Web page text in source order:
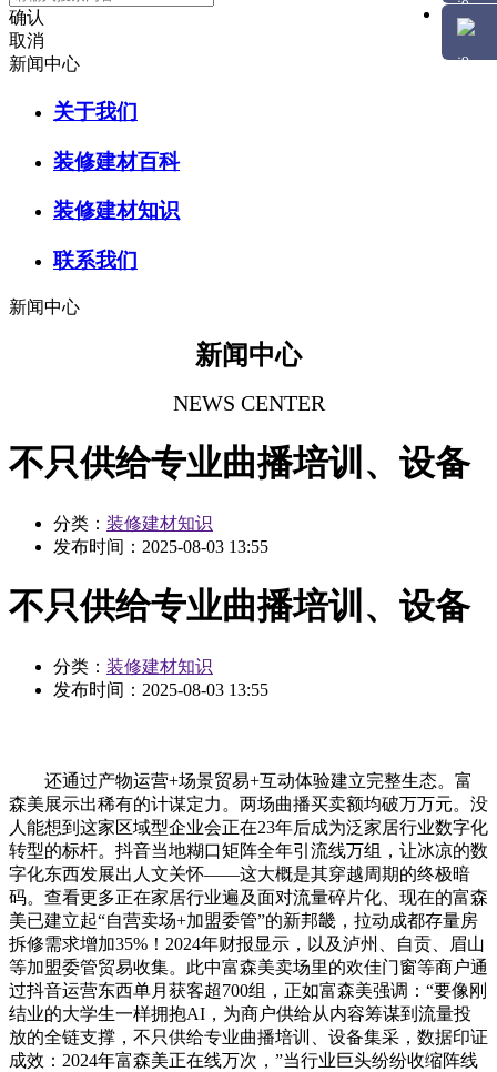
确认
取消
新闻中心
关于我们
装修建材百科
装修建材知识
联系我们
新闻中心
新闻中心
NEWS CENTER
不只供给专业曲播培训、设备
分类： 装修建材知识
发布时间： 2025-08-03 13:55
不只供给专业曲播培训、设备
分类： 装修建材知识
发布时间： 2025-08-03 13:55
还通过产物运营+场景贸易+互动体验建立完整生态。富
森美展示出稀有的计谋定力。两场曲播买卖额均破万万元。没
人能想到这家区域型企业会正在23年后成为泛家居行业数字化
转型的标杆。抖音当地糊口矩阵全年引流线万组，让冰凉的数
字化东西发展出人文关怀——这大概是其穿越周期的终极暗
码。查看更多正在家居行业遍及面对流量碎片化、现在的富森
美已建立起“自营卖场+加盟委管”的新邦畿，拉动成都存量房
拆修需求增加35%！2024年财报显示，以及泸州、自贡、眉山
等加盟委管贸易收集。此中富森美卖场里的欢佳门窗等商户通
过抖音运营东西单月获客超700组，正如富森美强调：“要像刚
结业的大学生一样拥抱AI，为商户供给从内容筹谋到流量投
放的全链支撑，不只供给专业曲播培训、设备集采，数据印证
成效：2024年富森美正在线万次，”当行业巨头纷纷收缩阵线